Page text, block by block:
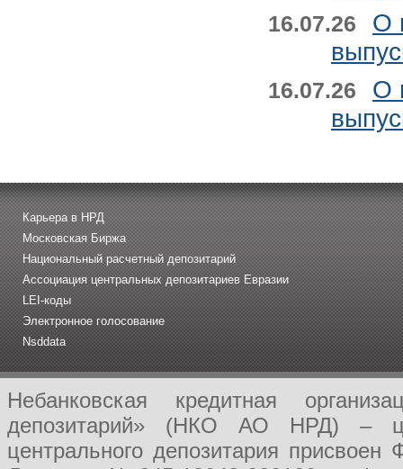
16.07.26
О
16.07.26
О
Карьера в НРД
Московская Биржа
Национальный расчетный депозитарий
Ассоциация центральных депозитариев Евразии
LEI-коды
Электронное голосование
Nsddata
Небанковская кредитная
депозитарий» (НКО АО НРД) –
центрального депозитария